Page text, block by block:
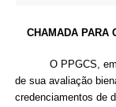
CHAMADA PARA
O PPGCS, em
de sua avaliação
credenciamentos de